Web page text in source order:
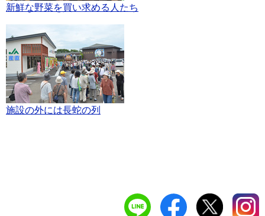
新鮮な野菜を買い求める人たち
施設の外には長蛇の列